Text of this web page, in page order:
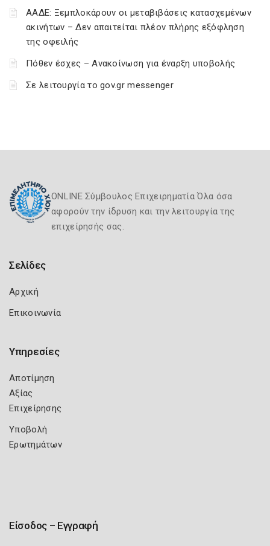
ΑΑΔΕ: Ξεμπλοκάρουν οι μεταβιβάσεις κατασχεμένων
ακινήτων – Δεν απαιτείται πλέον πλήρης εξόφληση
της οφειλής
Πόθεν έσχες – Ανακοίνωση για έναρξη υποβολής
Σε λειτουργία το gov.gr messenger
ONLINE Σύμβουλος Επιχειρηματία Όλα όσα
αφορούν την ίδρυση και την λειτουργία της
επιχείρησής σας.
Σελίδες
Αρχική
Επικοινωνία
Υπηρεσίες
Αποτίμηση
Αξίας
Επιχείρησης
Υποβολή
Ερωτημάτων
Είσοδος – Εγγραφή